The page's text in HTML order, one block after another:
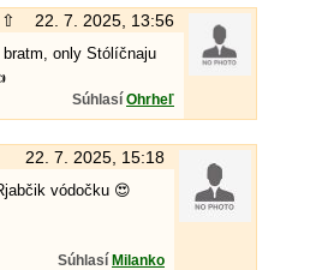
22. 7. 2025, 13:56
bratm, only Stólíčnaju
Súhlasí Ohrheľ
22. 7. 2025, 15:18
vódočku 😍
Súhlasí Milanko